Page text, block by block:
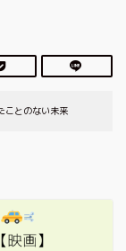
ことのない未来